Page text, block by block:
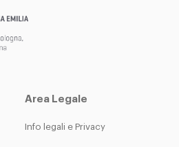
Area Legale
Info legali e Privacy